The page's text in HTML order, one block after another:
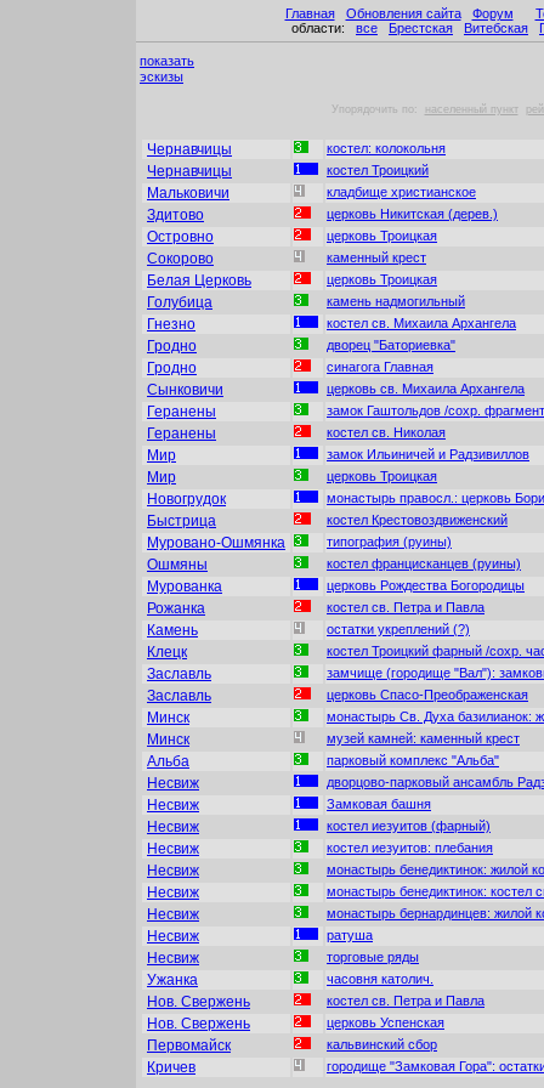
Главная Обновления сайта Форум
области: все Брестская Витебская
показать
эскизы
Упорядочить по: населенный пункт
Чернавчицы костел: колокольня
Чернавчицы костел Троицкий
Мальковичи кладбище христианское
Здитово церковь Никитская (дерев.)
Островно церковь Троицкая
Сокорово каменный крест
Белая Церковь церковь Троицкая
Голубица камень надмогильный
Гнезно костел св. Михаила Архангела
Гродно дворец "Баториевка"
Гродно синагога Главная
Сынковичи церковь св. Михаила Архангела
Геранены замок Гаштольдов /сохр.
Геранены костел св. Николая
Мир замок Ильиничей и Радзивиллов
Мир церковь Троицкая
Новогрудок монастырь правосл.: церковь
Быстрица костел Крестовоздвиженский
Муровано-Ошмянка типография (руины)
Ошмяны костел францисканцев (руины)
Мурованка церковь Рождества Богородицы
Рожанка костел св. Петра и Павла
Камень остатки укреплений (?)
Клецк костел Троицкий фарный /сохр.
Заславль замчище (городище "Вал"):
Заславль церковь Спасо-Преображенская
Минск монастырь Св. Духа базилианок:
Минск музей камней: каменный крест
Альба парковый комплекс "Альба"
Несвиж дворцово-парковый ансамбль
Несвиж Замковая башня
Несвиж костел иезуитов (фарный)
Несвиж костел иезуитов: плебания
Несвиж монастырь бенедиктинок: жилой
Несвиж монастырь бенедиктинок: костел
Несвиж монастырь бернардинцев: жилой
Несвиж ратуша
Несвиж торговые ряды
Ужанка часовня католич.
Нов. Свержень костел св. Петра и Павла
Нов. Свержень церковь Успенская
Первомайск кальвинский сбор
Кричев городище "Замковая Гора":